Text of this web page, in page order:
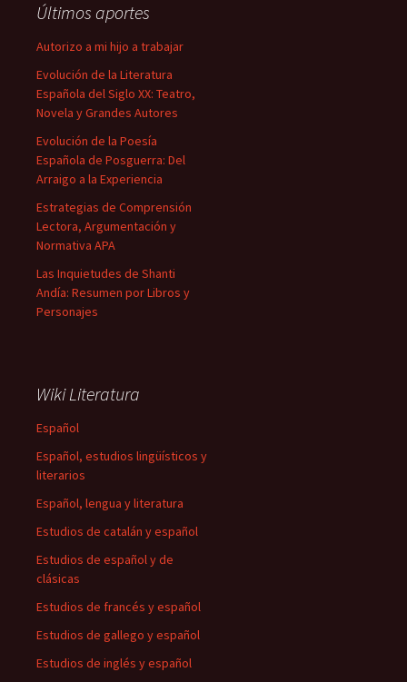
Últimos aportes
Autorizo a mi hijo a trabajar
Evolución de la Literatura
Española del Siglo XX: Teatro,
Novela y Grandes Autores
Evolución de la Poesía
Española de Posguerra: Del
Arraigo a la Experiencia
Estrategias de Comprensión
Lectora, Argumentación y
Normativa APA
Las Inquietudes de Shanti
Andía: Resumen por Libros y
Personajes
Wiki Literatura
Español
Español, estudios lingüísticos y
literarios
Español, lengua y literatura
Estudios de catalán y español
Estudios de español y de
clásicas
Estudios de francés y español
Estudios de gallego y español
Estudios de inglés y español